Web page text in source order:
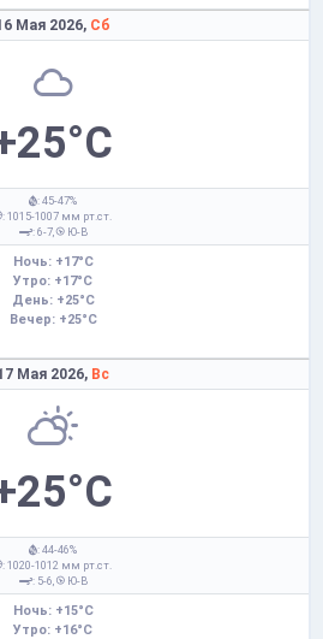
Мая 2026, Сб
: 45-47%
: 1015-1007 мм рт.ст.
: 6-7,
Ю-В
Ночь: +17°C
Утро: +17°C
День: +25°C
Вечер: +25°C
Мая 2026, Вс
: 44-46%
: 1020-1012 мм рт.ст.
: 5-6,
Ю-В
Ночь: +15°C
Утро: +16°C